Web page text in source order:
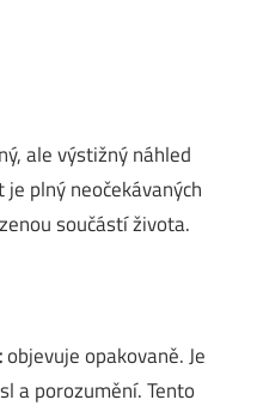
ale výstižný náhled
plný neočekávaných
součástí života.
objevuje opakovaně. Je
a porozumění. Tento